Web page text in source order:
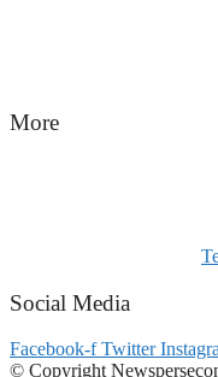
More
Social Media
Facebook-f Twitter
© Copyright